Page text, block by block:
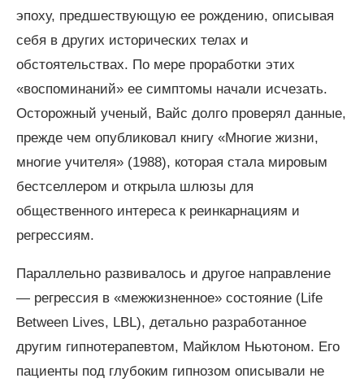
эпоху, предшествующую ее рождению, описывая
себя в других исторических телах и
обстоятельствах. По мере проработки этих
«воспоминаний» ее симптомы начали исчезать.
Осторожный ученый, Вайс долго проверял данные,
прежде чем опубликовал книгу «Многие жизни,
многие учителя» (1988), которая стала мировым
бестселлером и открыла шлюзы для
общественного интереса к реинкарнациям и
регрессиям.
Параллельно развивалось и другое направление
— регрессия в «межжизненное» состояние (Life
Between Lives, LBL), детально разработанное
другим гипнотерапевтом, Майклом Ньютоном. Его
пациенты под глубоким гипнозом описывали не